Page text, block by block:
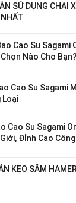
SỬ DỤNG CHAI
NHẤT
Cao Su Sagami
Nào Cho Bạn?
Cao Su Sagami
Loại
Cao Su Sagami
Đỉnh Cao
KẸO SÂM